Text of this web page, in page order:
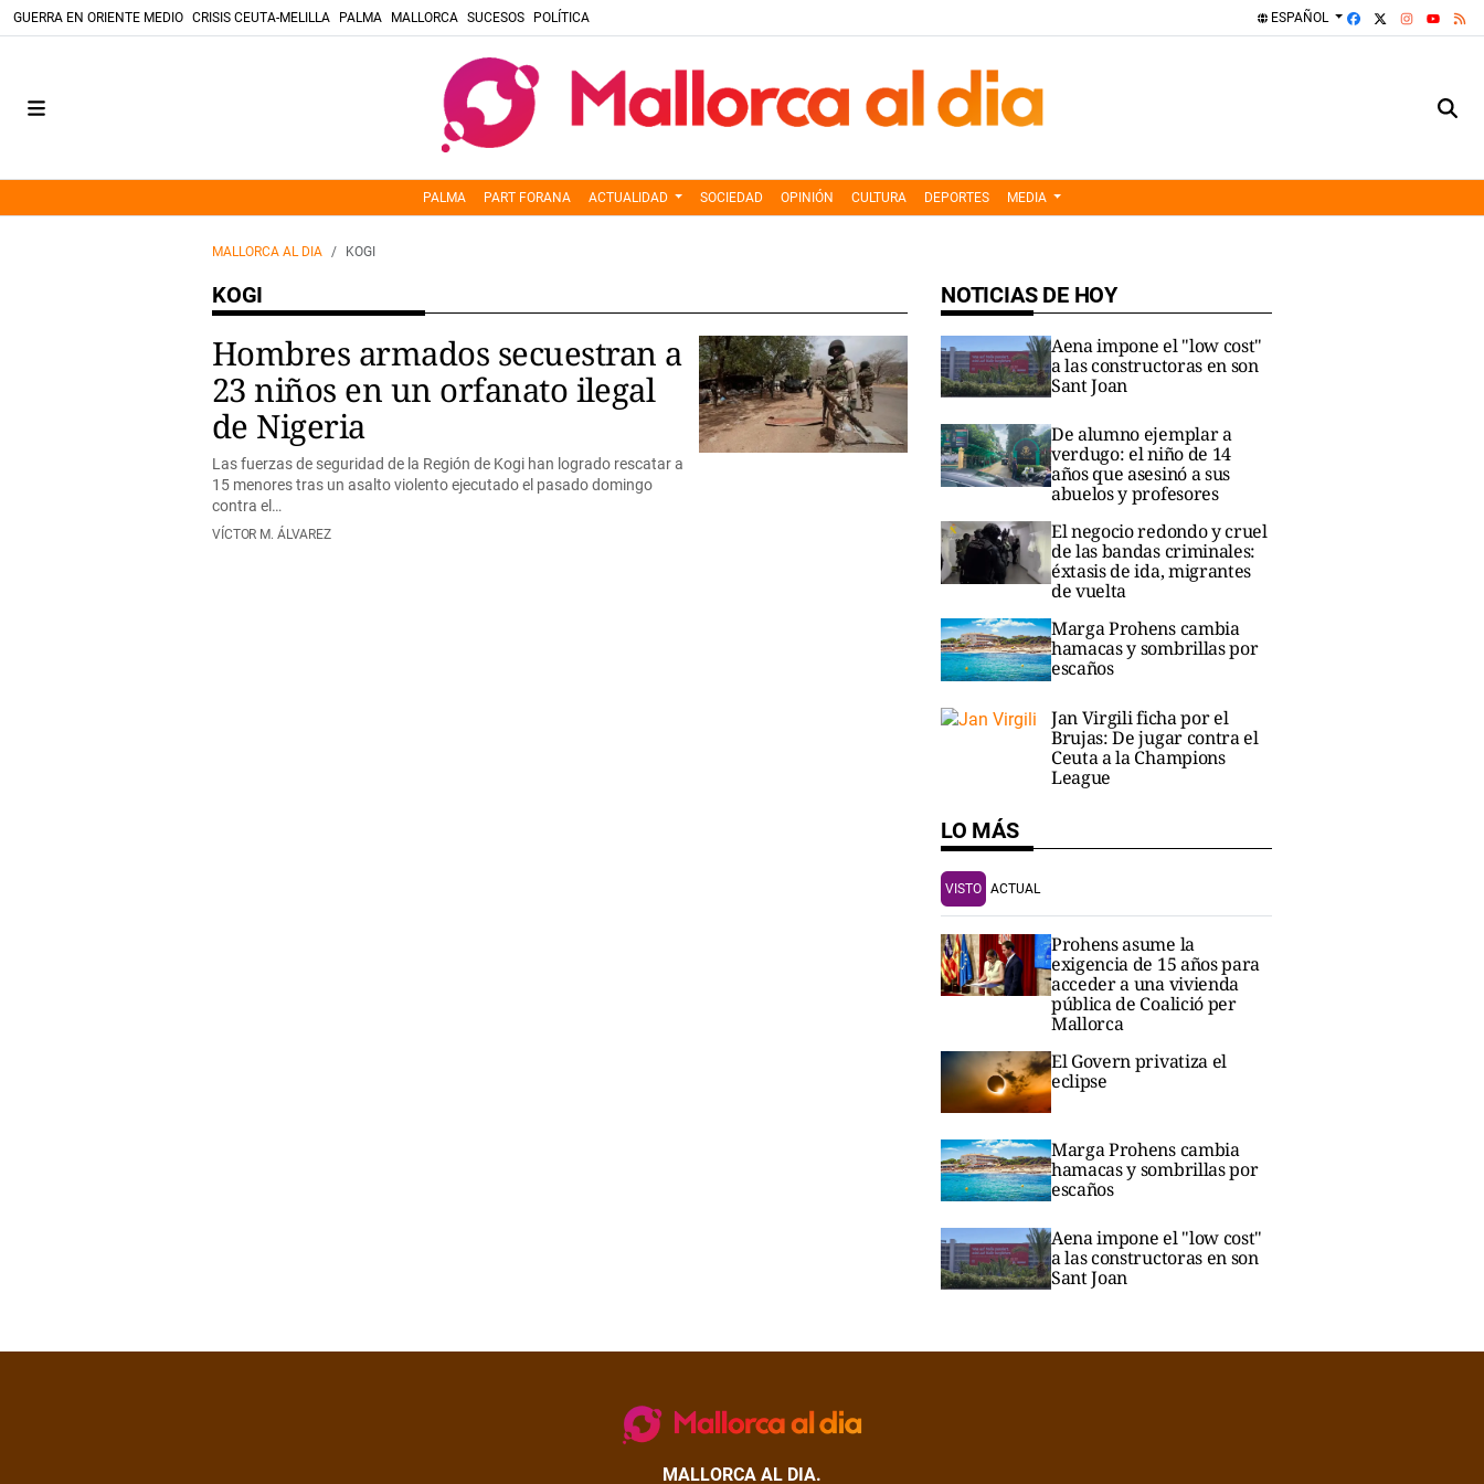
GUERRA EN ORIENTE MEDIO CRISIS CEUTA-MELILLA PALMA MALLORCA SUCESOS POLÍTICA ESPAÑOL FACEBOOK
YOUTUBE
PALMA PART FORANA ACTUALIDAD SOCIEDAD OPINIÓN CULTURA DEPORTES MEDIA
MALLORCA AL DIA KOGI
KOGI
Hombres armados secuestran a
23 niños en un orfanato ilegal
de Nigeria
Las fuerzas de seguridad de la Región de Kogi han logrado rescatar a
15 menores tras un asalto violento ejecutado el pasado domingo
contra el…
VÍCTOR M. ÁLVAREZ
NOTICIAS DE HOY
Aena impone el "low cost"
a las constructoras en son
Sant Joan
De alumno ejemplar a
verdugo: el niño de 14
años que asesinó a sus
abuelos y profesores
El negocio redondo y cruel
de las bandas criminales:
éxtasis de ida, migrantes
de vuelta
Marga Prohens cambia
hamacas y sombrillas por
escaños
Jan Virgili ficha por el
Brujas: De jugar contra el
Ceuta a la Champions
League
LO MÁS
VISTO ACTUAL
Prohens asume la
exigencia de 15 años para
acceder a una vivienda
pública de Coalició per
Mallorca
El Govern privatiza el
eclipse
Marga Prohens cambia
hamacas y sombrillas por
escaños
Aena impone el "low cost"
a las constructoras en son
Sant Joan
MALLORCA AL DIA.